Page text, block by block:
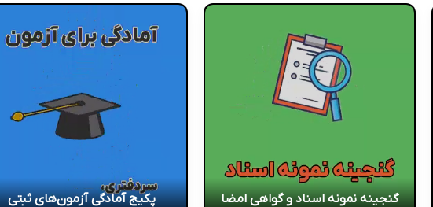
گنجینه نمونه اسناد و گواهی امضا پکیج آمادگی آزمون‌های ثبتی